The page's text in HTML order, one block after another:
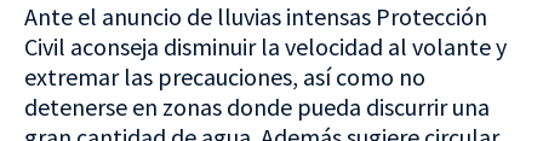
Ante el anuncio de lluvias intensas Protección
Civil aconseja disminuir la velocidad al volante y
extremar las precauciones, así como no
detenerse en zonas donde pueda discurrir una